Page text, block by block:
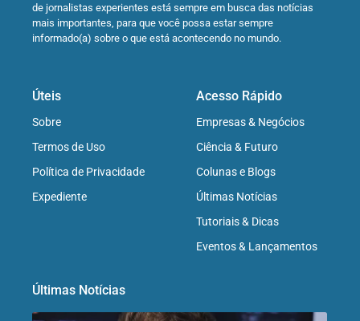
de jornalistas experientes está sempre em busca das notícias
mais importantes, para que você possa estar sempre
informado(a) sobre o que está acontecendo no mundo.
Úteis
Sobre
Termos de Uso
Política de Privacidade
Expediente
Acesso Rápido
Empresas & Negócios
Ciência & Futuro
Colunas e Blogs
Últimas Notícias
Tutoriais & Dicas
Eventos & Lançamentos
Últimas Notícias